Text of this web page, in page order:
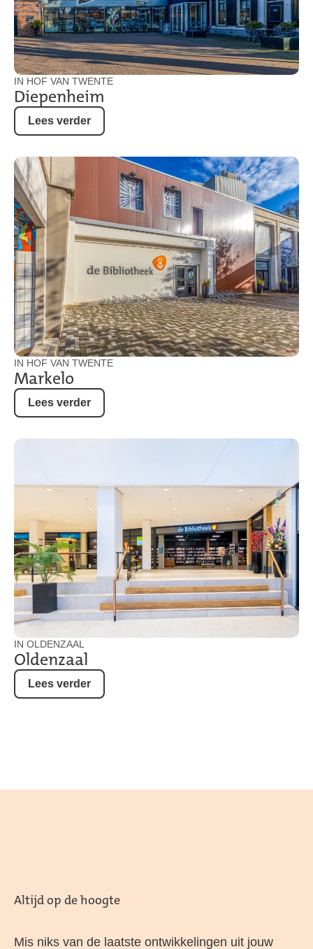
Lees verder
IN HOF VAN TWENTE
Diepenheim
Lees verder
IN HOF VAN TWENTE
Markelo
Lees verder
IN OLDENZAAL
Oldenzaal
Altijd op de hoogte
Mis niks van de laatste ontwikkelingen uit jouw